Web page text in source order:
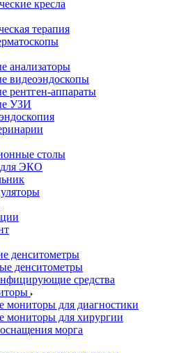
кресла
терапия
анализаторы
видеоэндоскопы
рентген-аппараты
УЗИ
столы
ЭКО
денситометры
денситометры
средства
мониторы для диагностики
мониторы для хирургии
морга